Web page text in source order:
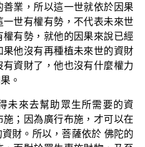
業，所以這一世就依於因果
世有權有勢，不代表未來世
有勢，就他的因果來說已經
他沒有再種植未來世的資財
資財了，他也沒有什麼權力
。
未來去幫助眾生所需要的資
；因為廣行布施，才可以在
財。所以，菩薩依於 佛陀的